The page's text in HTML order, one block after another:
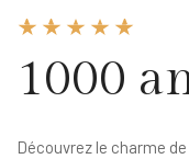
1000
Découvrez le charme